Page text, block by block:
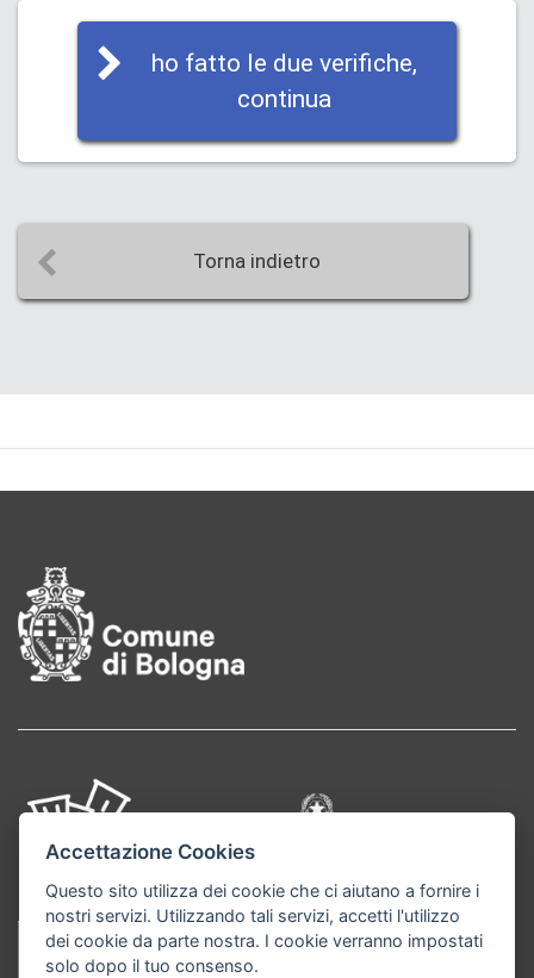
ho fatto le due verifiche,
continua
Torna indietro
Accettazione Cookies
Questo sito utilizza dei cookie che ci aiutano a fornire i
nostri servizi. Utilizzando tali servizi, accetti l'utilizzo
dei cookie da parte nostra. I cookie verranno impostati
solo dopo il tuo consenso.